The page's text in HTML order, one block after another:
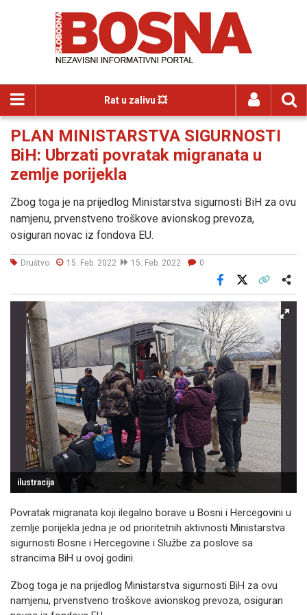
Rat u zalivu 💥
PLAN MINISTARSTVA SIGURNOSTI
BiH: Ubrzati povratak migranata u
zemlje porijekla
Zbog toga je na prijedlog Ministarstva sigurnosti BiH za ovu
namjenu, prvenstveno troškove avionskog prevoza,
osiguran novac iz fondova EU.
Društvo 15. Feb. 2022 15. Feb. 2022 0
Facebook
ilustracija
Povratak migranata koji ilegalno borave u Bosni i Hercegovini u
zemlje porijekla jedna je od prioritetnih aktivnosti Ministarstva
sigurnosti Bosne i Hercegovine i Službe za poslove sa
strancima BiH u ovoj godini.
Zbog toga je na prijedlog Ministarstva sigurnosti BiH za ovu
namjenu, prvenstveno troškove avionskog prevoza, osiguran